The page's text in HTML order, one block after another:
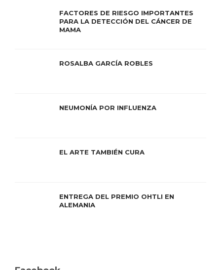
FACTORES DE RIESGO IMPORTANTES
PARA LA DETECCIÓN DEL CÁNCER DE
MAMA
ROSALBA GARCÍA ROBLES
NEUMONÍA POR INFLUENZA
EL ARTE TAMBIÉN CURA
ENTREGA DEL PREMIO OHTLI EN
ALEMANIA